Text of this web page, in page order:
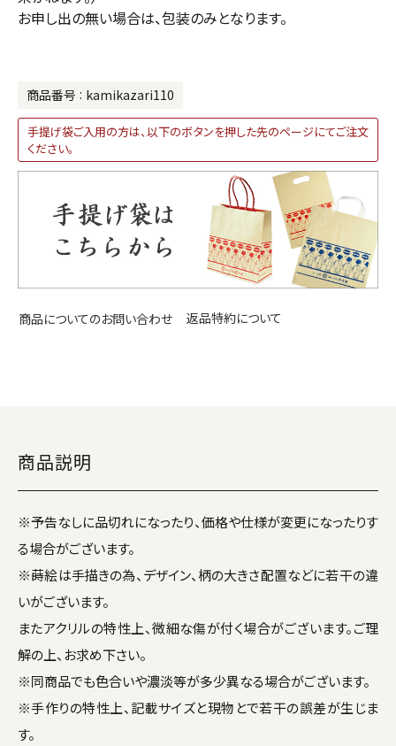
お申し出の無い場合は、包装のみとなります。
商品番号 kamikazari110
手提げ袋ご入用の方は、以下のボタンを押した先のページにてご注文
ください。
商品についてのお問い合わせ 返品特約について
商品説明
※予告なしに品切れになったり、価格や仕様が変更になったりす
る場合がございます。
※蒔絵は手描きの為、デザイン、柄の大きさ配置などに若干の違
いがございます。
またアクリルの特性上、微細な傷が付く場合がございます。ご理
解の上、お求め下さい。
※同商品でも色合いや濃淡等が多少異なる場合がございます。
※手作りの特性上、記載サイズと現物とで若干の誤差が生じま
す。